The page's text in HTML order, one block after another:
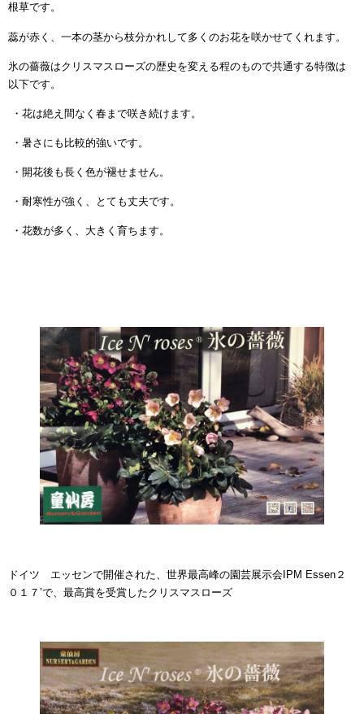
根草です。
蕊が赤く、一本の茎から枝分かれして多くのお花を咲かせてくれます。
氷の薔薇はクリスマスローズの歴史を変える程のもので共通する特徴は
以下です。
・花は絶え間なく春まで咲き続けます。
・暑さにも比較的強いです。
・開花後も長く色が褪せません。
・耐寒性が強く、とても丈夫です。
・花数が多く、大きく育ちます。
ドイツ エッセンで開催された、世界最高峰の園芸展示会IPM Essen２
０１７’で、最高賞を受賞したクリスマスローズ